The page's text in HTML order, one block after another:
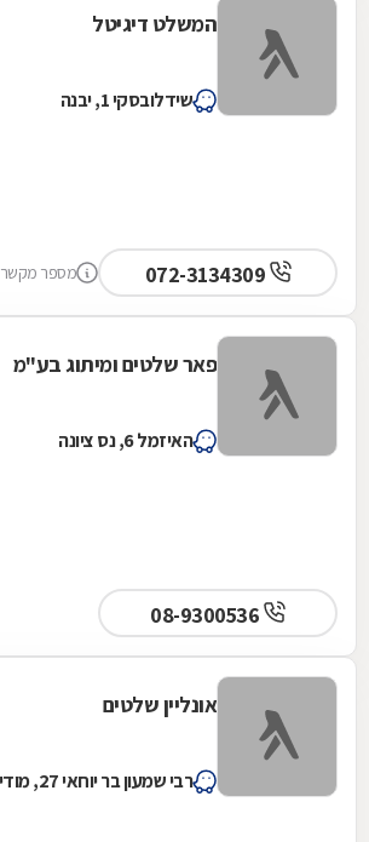
המשלט דיגיטל
שידלובסקי 1, יבנה
מספר מקשר
פאר שלטים ומיתוג בע"מ
האיזמל 6, נס ציונה
אונליין שלטים
רבי שמעון בר יוחאי 27, מודיעין עילית